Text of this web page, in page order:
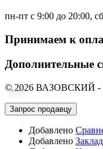
пн-пт с 9:00 до 20:00,
Принимаем к
Дополнительные
© 2026 ВАЗОВСКИЙ -
Запрос продавцу
Добавлено
Добавлено